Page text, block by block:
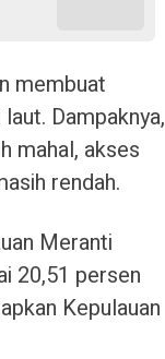
membuat
Dampaknya,
mahal, akses
rendah.
Meranti
20,51 persen
Kepulauan